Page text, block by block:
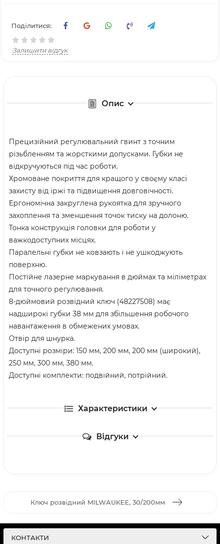
Поділитися:
Залишити відгук
Опис
Прецизійний регулювальний гвинт з точним
різьбленням та жорсткими допусками. Губки не
відкручуються під час роботи.
Хромоване покриття для кращого у своєму класі
захисту від іржі та підвищення довговічності.
Ергономічна закруглена рукоятка для зручного
захоплення та зменшення точок тиску на долоню.
Тонка конструкція головки для роботи у
важкодоступних місцях.
Паралельні губки не ковзають і не ушкоджують
поверхню.
Постійне лазерне маркування в дюймах та міліметрах
для точного регулювання.
8-дюймовий розвідний ключ (48227508) має
надширокі губки 38 мм для збільшення робочого
навантаження в обмежених умовах.
Отвір для шнурка.
Доступні розміри: 150 мм, 200 мм, 200 мм (широкий),
250 мм, 300 мм, 380 мм.
Доступні комплекти: подвійний, потрійний.
Характеристики
Відгуки
Ключ розвідний MILWAUKEE, 30/200мм
КОНТАКТИ